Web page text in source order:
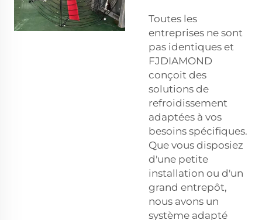
Toutes les
entreprises ne sont
pas identiques et
FJDIAMOND
conçoit des
solutions de
refroidissement
adaptées à vos
besoins spécifiques.
Que vous disposiez
d'une petite
installation ou d'un
grand entrepôt,
nous avons un
système adapté